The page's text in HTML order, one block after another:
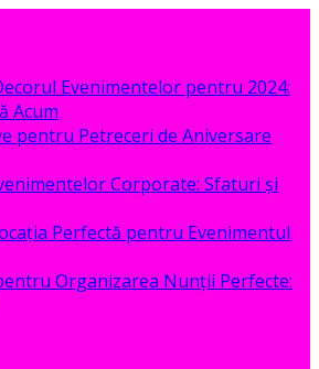
Evenimentelor pentru 2024:
Acum
pentru Petreceri de Aniversare
Corporate: Sfaturi și
Perfectă pentru Evenimentul
Organizarea Nunții Perfecte: